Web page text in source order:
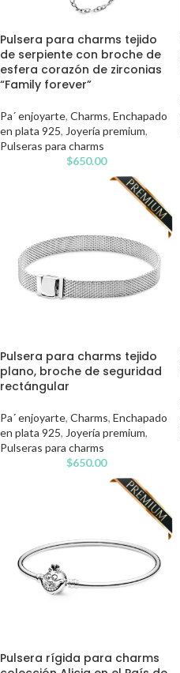
Pulsera para charms tejido
de serpiente con broche de
esfera corazón de zirconias
“Family forever”
Pa´ enjoyarte, Charms, Enchapado
en plata 925, Joyería premium,
Pulseras para charms
$650.00
Pulsera para charms tejido
plano, broche de seguridad
rectángular
Pa´ enjoyarte, Charms, Enchapado
en plata 925, Joyería premium,
Pulseras para charms
$650.00
Pulsera rígida para charms